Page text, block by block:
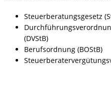
Steuerberatungsgesetz
(DVStB)
Berufsordnung (BOStB)